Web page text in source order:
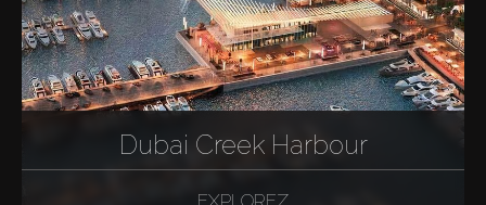
Dubai Creek Harbour